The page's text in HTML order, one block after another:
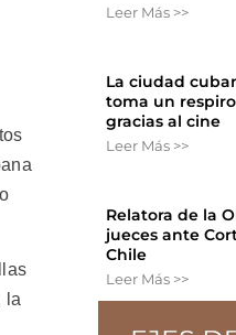
la
Leer Más >>
La ciudad
toma un
gracias al cine
Leer Más >>
Relatora de la
jueces ante
Chile
Leer Más >>